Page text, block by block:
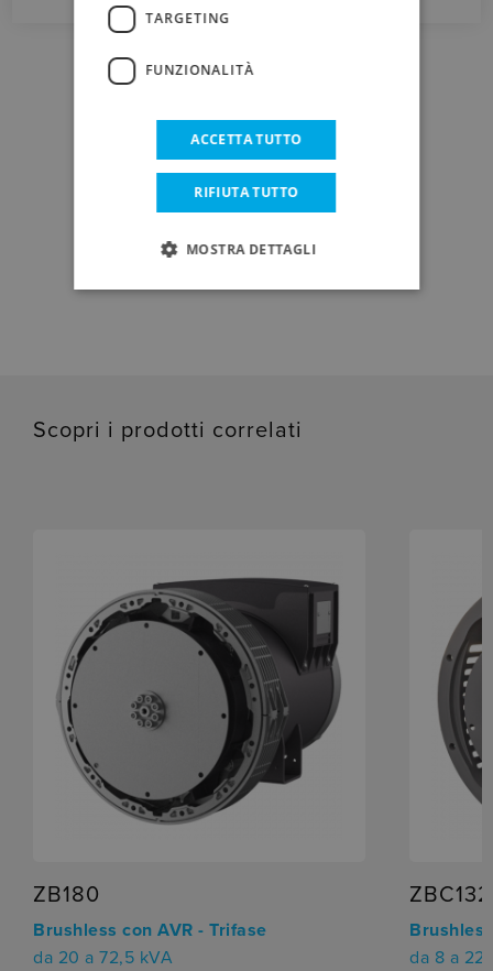
DOWNLOAD
Scopri i prodotti correlati
ZB180
Brushless con AVR - Trifase
da 20 a 72,5 kVA
ZBC132
da 8 a 22
TARGETING
FUNZIONALITÀ
ACCETTA TUTTO
RIFIUTA TUTTO
MOSTRA DETTAGLI